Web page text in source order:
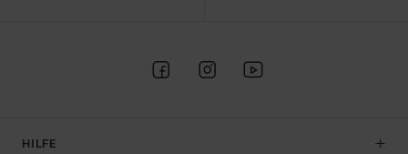
HILFE